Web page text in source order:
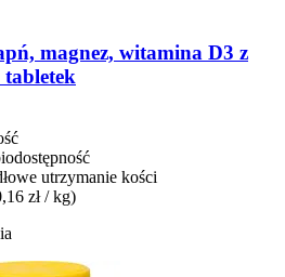
magnez, witamina D3 z
utrzymanie kości
zł / kg)